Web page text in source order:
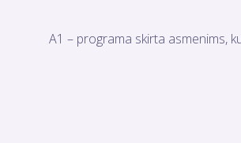
A1 – programa skirta asmenims,
paskirta administracinio